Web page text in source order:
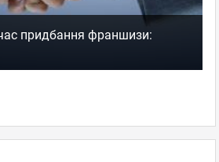
придбання франшизи: